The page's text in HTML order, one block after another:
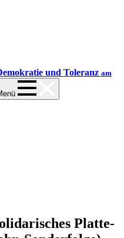
und Toleranz am
Platte-